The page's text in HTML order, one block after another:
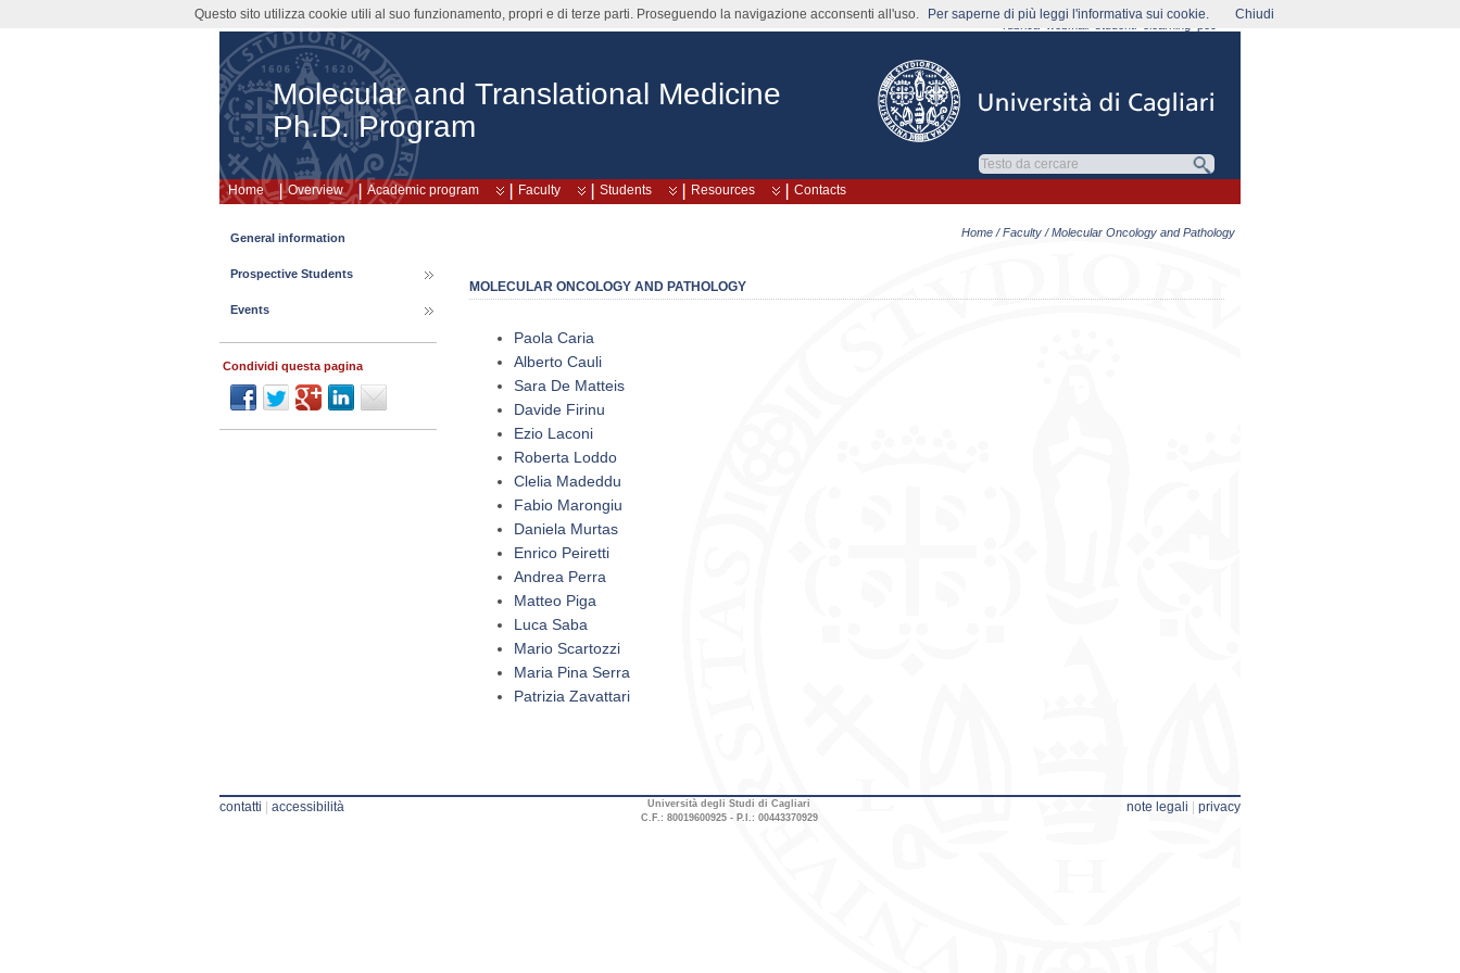
Molecular and Translational Medicine
Ph.D. Program
Home
rubrica webmail
Overview Academic program Faculty Students Resources Contacts
Home /Faculty / Molecular Oncology and Pathology
MOLECULAR ONCOLOGY AND PATHOLOGY
Paola Caria
Alberto Cauli
Sara De Matteis
Davide Firinu
Ezio Laconi
Roberta Loddo
Clelia Madeddu
Fabio Marongiu
Daniela Murtas
Enrico Peiretti
Andrea Perra
Matteo Piga
Luca Saba
Mario Scartozzi
Maria Pina Serra
Patrizia Zavattari
General information
Prospective Students
Events
Condividi questa pagina
contatti | accessibilità
Università degli Studi di Cagliari
C.F.: 80019600925 - P.I.: 00443370929
note legali | privacy
Questo sito utilizza cookie utili al suo funzionamento, propri e di terze parti. Proseguendo la navigazione acconsenti all'uso. Per saperne di più leggi l'informativa sui cookie. Chiudi